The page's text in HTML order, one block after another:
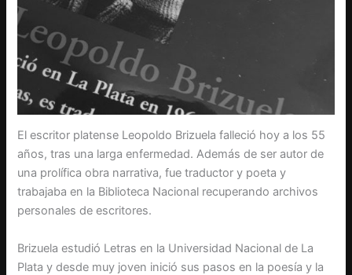
El escritor platense Leopoldo Brizuela falleció hoy a los 55
años, tras una larga enfermedad. Además de ser autor de
una prolífica obra narrativa, fue traductor y poeta y
trabajaba en la Biblioteca Nacional recuperando archivos
personales de escritores.
Brizuela estudió Letras en la Universidad Nacional de La
Plata y desde muy joven inició sus pasos en la poesía y la